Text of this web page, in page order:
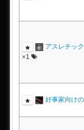
アスレチッ
×1
好事家向け